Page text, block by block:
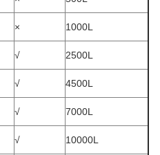
×
1000L
√
2500L
√
4500L
√
7000L
√
10000L